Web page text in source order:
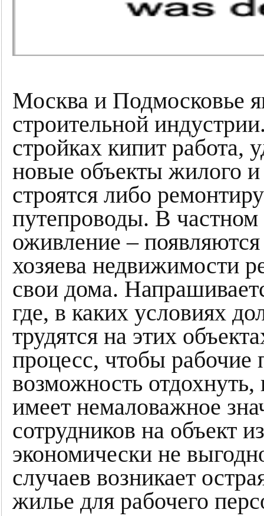
Москва и Подмосковье
строительной
стройках кипит работа,
новые объекты жилого и
строятся либо
путепроводы. В частном
оживление –
хозяева недвижимости
свои дома.
где, в каких условиях
трудятся на этих
процесс, чтобы
возможность отдохнуть,
имеет немаловажное
сотрудников на объект
экономически не
случаев возникает
жилье для рабочего